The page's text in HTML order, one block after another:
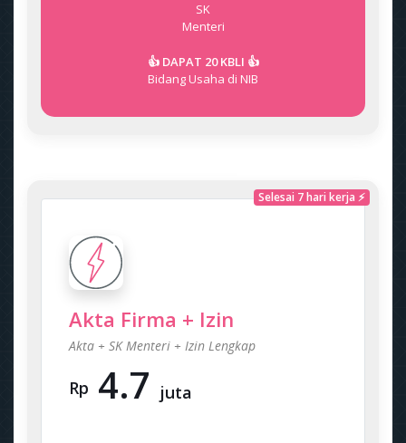
SK
Menteri
👍 DAPAT 20 KBLI 👍
Bidang Usaha di NIB
Selesai 7 hari kerja ⚡
Akta Firma + Izin
Akta + SK Menteri + Izin Lengkap
Rp 4.7 juta